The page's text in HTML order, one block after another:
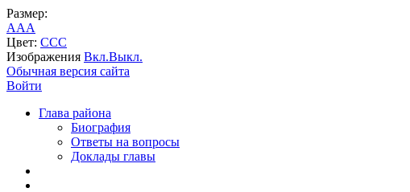
Размер:
AAA
Цвет: CCC
Изображения Вкл.Выкл.
Обычная версия сайта
Войти
Глава района
Биография
Ответы на вопросы
Доклады главы